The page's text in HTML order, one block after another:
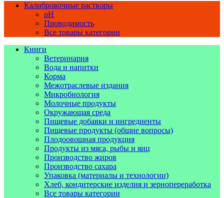
Калибровочные растворы
pH
Проводимость
Все товары категории
Книги
Ветеринария
Вода и напитки
Корма
Межотраслевые издания
Микробиология
Молочные продукты
Окружающая среда
Пищевые добавки и ингредиенты
Пищевые продукты (общие вопросы)
Плодоовощная продукция
Продукты из мяса, рыбы и яиц
Производство жиров
Производство сахара
Упаковка (материалы и технологии)
Хлеб, кондитерские изделия и зернопереработка
Все товары категории